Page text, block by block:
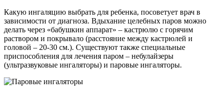
Какую ингаляцию выбрать для ребенка, посоветует врач в
зависимости от диагноза. Вдыхание целебных паров можно
делать через «бабушкин аппарат» – кастрюлю с горячим
раствором и покрывало (расстояние между кастрюлей и
головой – 20-30 см.). Существуют также специальные
приспособления для лечения паром – небулайзеры
(ультразвуковые ингаляторы) и паровые ингаляторы.